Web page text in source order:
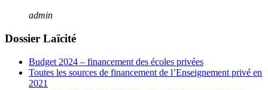
admin
Dossier Laïcité
Budget 2024 – financement des écoles privées
Toutes les sources de financement de l’Enseignement privé en
2021